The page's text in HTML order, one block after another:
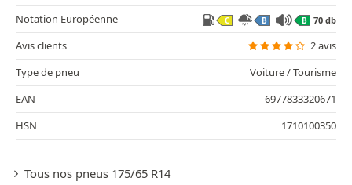
Notation Européenne
C B B 70 db
Avis clients
2 avis
Type de pneu
Voiture / Tourisme
EAN
6977833320671
HSN
1710100350
Tous nos pneus 175/65 R14